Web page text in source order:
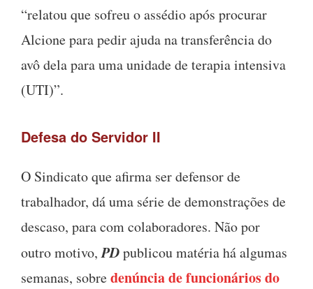
“relatou que sofreu o assédio após procurar
Alcione para pedir ajuda na transferência do
avô dela para uma unidade de terapia intensiva
(UTI)”.
Defesa do Servidor II
O Sindicato que afirma ser defensor de
trabalhador, dá uma série de demonstrações de
descaso, para com colaboradores. Não por
outro motivo,PDpublicou matéria há algumas
semanas, sobredenúncia de funcionários do